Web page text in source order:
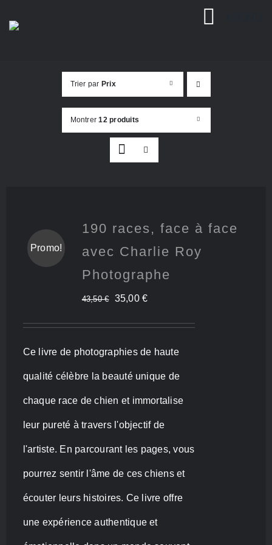
Trier par Prix
Montrer12 produits
Promo!
190 races, face à face
avec Charlie Roy
Photographe
43,50€ Le
prix
initial
était :
43,50 €.
35,00€Le
prix
actuel
est :
35,00 €.
Ce livre de photographies de haute
qualité célèbre la beauté unique de
chaque race de chien et immortalise
leur pureté à travers l'objectif de
l'artiste. En parcourant les pages, vous
pourrez sentir l'âme de ces chiens et
écouter leurs histoires. Ce livre offre
une expérience authentique et